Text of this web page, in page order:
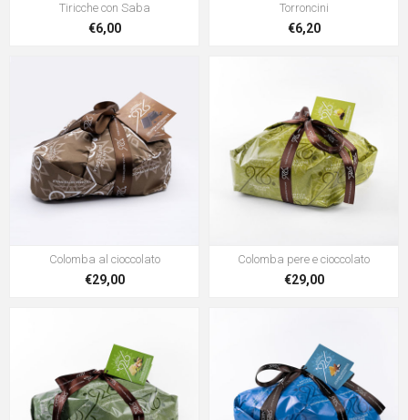
Tiricche con Saba
€6,00
Torroncini
€6,20
Colomba al cioccolato
€29,00
Colomba pere e cioccolato
€29,00